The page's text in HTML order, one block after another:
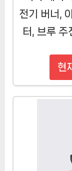
전기 버너,
터, 브루
현